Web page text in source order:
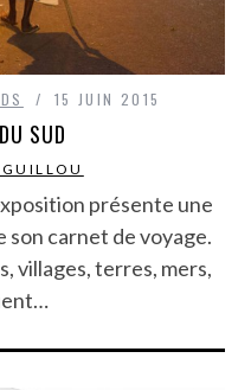
15 JUIN 2015
SUD
présente une
son carnet de voyage.
villages, terres, mers,